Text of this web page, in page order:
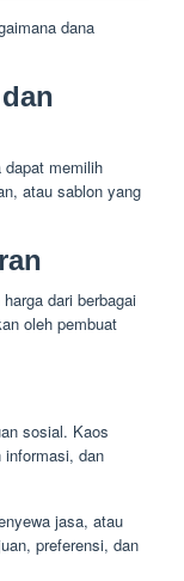
dana
dapat memilih
atau sablon yang
dari berbagai
oleh pembuat
sosial. Kaos
informasi, dan
jasa, atau
preferensi, dan